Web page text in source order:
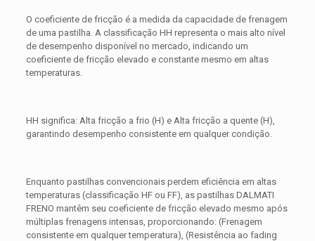
O coeficiente de fricção é a medida da capacidade de frenagem
de uma pastilha. A classificação HH representa o mais alto nível
de desempenho disponível no mercado, indicando um
coeficiente de fricção elevado e constante mesmo em altas
temperaturas.
HH significa: Alta fricção a frio (H) e Alta fricção a quente (H),
garantindo desempenho consistente em qualquer condição.
Enquanto pastilhas convencionais perdem eficiência em altas
temperaturas (classificação HF ou FF), as pastilhas DALMATI
FRENO mantêm seu coeficiente de fricção elevado mesmo após
múltiplas frenagens intensas, proporcionando: (Frenagem
consistente em qualquer temperatura), (Resistência ao fading